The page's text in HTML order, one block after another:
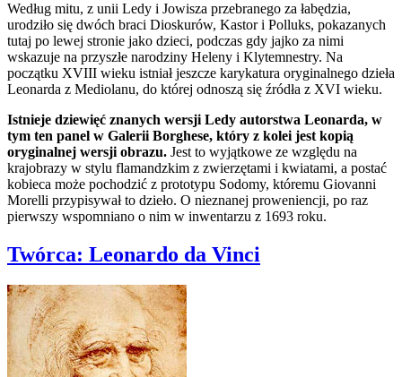
Według mitu, z unii Ledy i Jowisza przebranego za łabędzia,
urodziło się dwóch braci Dioskurów, Kastor i Polluks, pokazanych
tutaj po lewej stronie jako dzieci, podczas gdy jajko za nimi
wskazuje na przyszłe narodziny Heleny i Klytemnestry. Na
początku XVIII wieku istniał jeszcze karykatura oryginalnego dzieła
Leonarda z Mediolanu, do której odnoszą się źródła z XVI wieku.
Istnieje dziewięć znanych wersji Ledy autorstwa Leonarda, w
tym ten panel w Galerii Borghese, który z kolei jest kopią
oryginalnej wersji obrazu. Jest to wyjątkowe ze względu na
krajobrazy w stylu flamandzkim z zwierzętami i kwiatami, a postać
kobieca może pochodzić z prototypu Sodomy, któremu Giovanni
Morelli przypisywał to dzieło. O nieznanej proweniencji, po raz
pierwszy wspomniano o nim w inwentarzu z 1693 roku.
Twórca: Leonardo da Vinci